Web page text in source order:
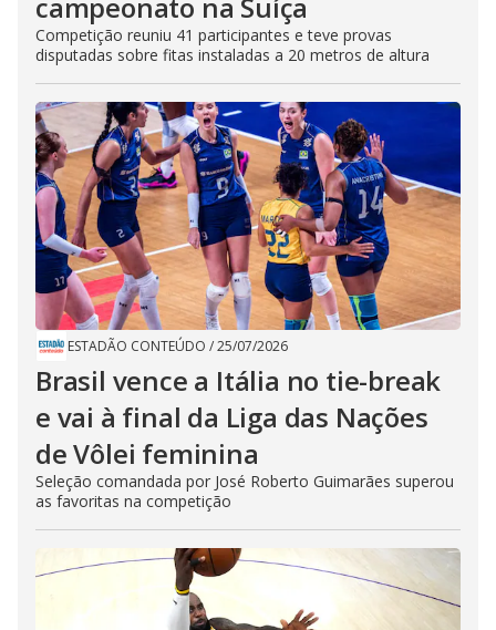
Competição reuniu 41 participantes e teve provas
disputadas sobre fitas instaladas a 20 metros de altura
ESTADÃO CONTEÚDO /25/07/2026
Brasil vence a Itália no tie-break
e vai à final da Liga das Nações
de Vôlei feminina
Seleção comandada por José Roberto Guimarães superou
as favoritas na competição